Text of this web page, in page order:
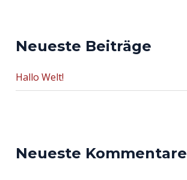
Neueste Beiträge
Hallo Welt!
Neueste Kommentare